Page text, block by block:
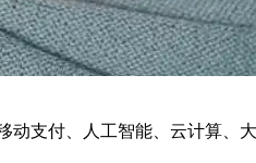
支付、人工智能、云计算、